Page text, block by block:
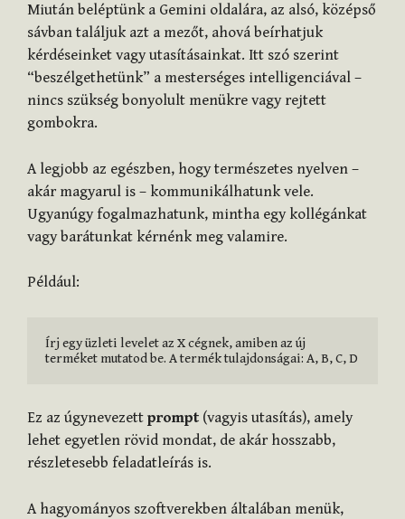
Miután beléptünk a Gemini oldalára, az alsó, középső
sávban találjuk azt a mezőt, ahová beírhatjuk
kérdéseinket vagy utasításainkat. Itt szó szerint
“beszélgethetünk” a mesterséges intelligenciával –
nincs szükség bonyolult menükre vagy rejtett
gombokra.
A legjobb az egészben, hogy természetes nyelven –
akár magyarul is – kommunikálhatunk vele.
Ugyanúgy fogalmazhatunk, mintha egy kollégánkat
vagy barátunkat kérnénk meg valamire.
Például:
Írj egy üzleti levelet az X cégnek, amiben az új
terméket mutatod be. A termék tulajdonságai: A, B, C, D
Ez az úgynevezett prompt (vagyis utasítás), amely
lehet egyetlen rövid mondat, de akár hosszabb,
részletesebb feladatleírás is.
A hagyományos szoftverekben általában menük,